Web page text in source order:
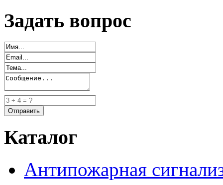
Задать вопрос
Каталог
Антипожарная